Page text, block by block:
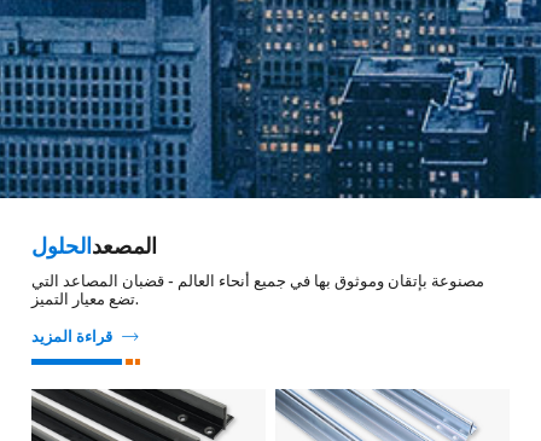
المصعدالحلول
مصنوعة بإتقان وموثوق بها في جميع أنحاء العالم - قضبان المصاعد التي
تضع معيار التميز.
قراءة المزيد 